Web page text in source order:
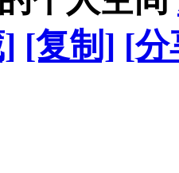
[复制] [分